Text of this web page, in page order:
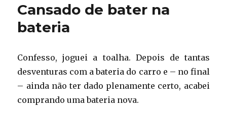
Cansado de bater na
bateria
Confesso, joguei a toalha. Depois de tantas
desventuras com a bateria do carro e – no final
– ainda não ter dado plenamente certo, acabei
comprando uma bateria nova.